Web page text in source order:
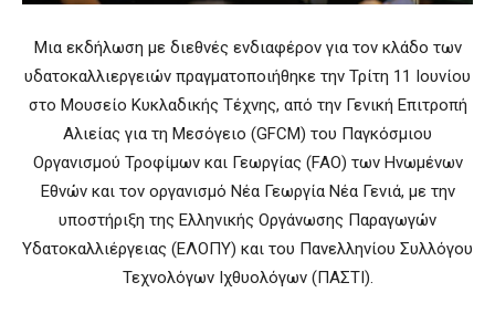
Μια εκδήλωση με διεθνές ενδιαφέρον για τον κλάδο των
υδατοκαλλιεργειών πραγματοποιήθηκε την Τρίτη 11 Ιουνίου
στο Μουσείο Κυκλαδικής Τέχνης, από την Γενική Επιτροπή
Αλιείας για τη Μεσόγειο (GFCM) του Παγκόσμιου
Οργανισμού Τροφίμων και Γεωργίας (FAO) των Ηνωμένων
Εθνών και τον οργανισμό Νέα Γεωργία Νέα Γενιά, με την
υποστήριξη της Ελληνικής Οργάνωσης Παραγωγών
Υδατοκαλλιέργειας (ΕΛΟΠΥ) και του Πανελληνίου Συλλόγου
Τεχνολόγων Ιχθυολόγων (ΠΑΣΤΙ).